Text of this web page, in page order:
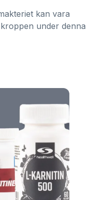
kan vara
under denna